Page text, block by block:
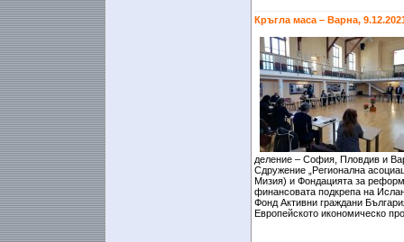
Кръгла маса – Варна,
деление – София, Пловдив и
Сдружение „Регионална
Мизия) и Фондацията за
финансовата подкрепа на
Фонд Активни граждани
Европейското икономическо